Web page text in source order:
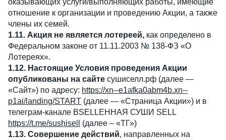
отношение к организации и проведению Акции, а также
члены их семей.
1.11. Акция не является лотереей, как определено в
Федеральном законе от 11.11.2003 № 138-ФЗ «О
Лотереях».
1.12. Настоящие Условия проведения Акции
опубликованы на сайте сушиселл.рф (далее —
«Сайт») по адресу: https://xn--e1afka0abm4b.xn--
p1ai/landing/START (далее — «Страница Акции») и в
телеграм-канале ВSELLЕННАЯ СУШИ SELL
https://t.me/sushisell
(далее – «ТГ»)
1.13. Совершение действий, направленных на